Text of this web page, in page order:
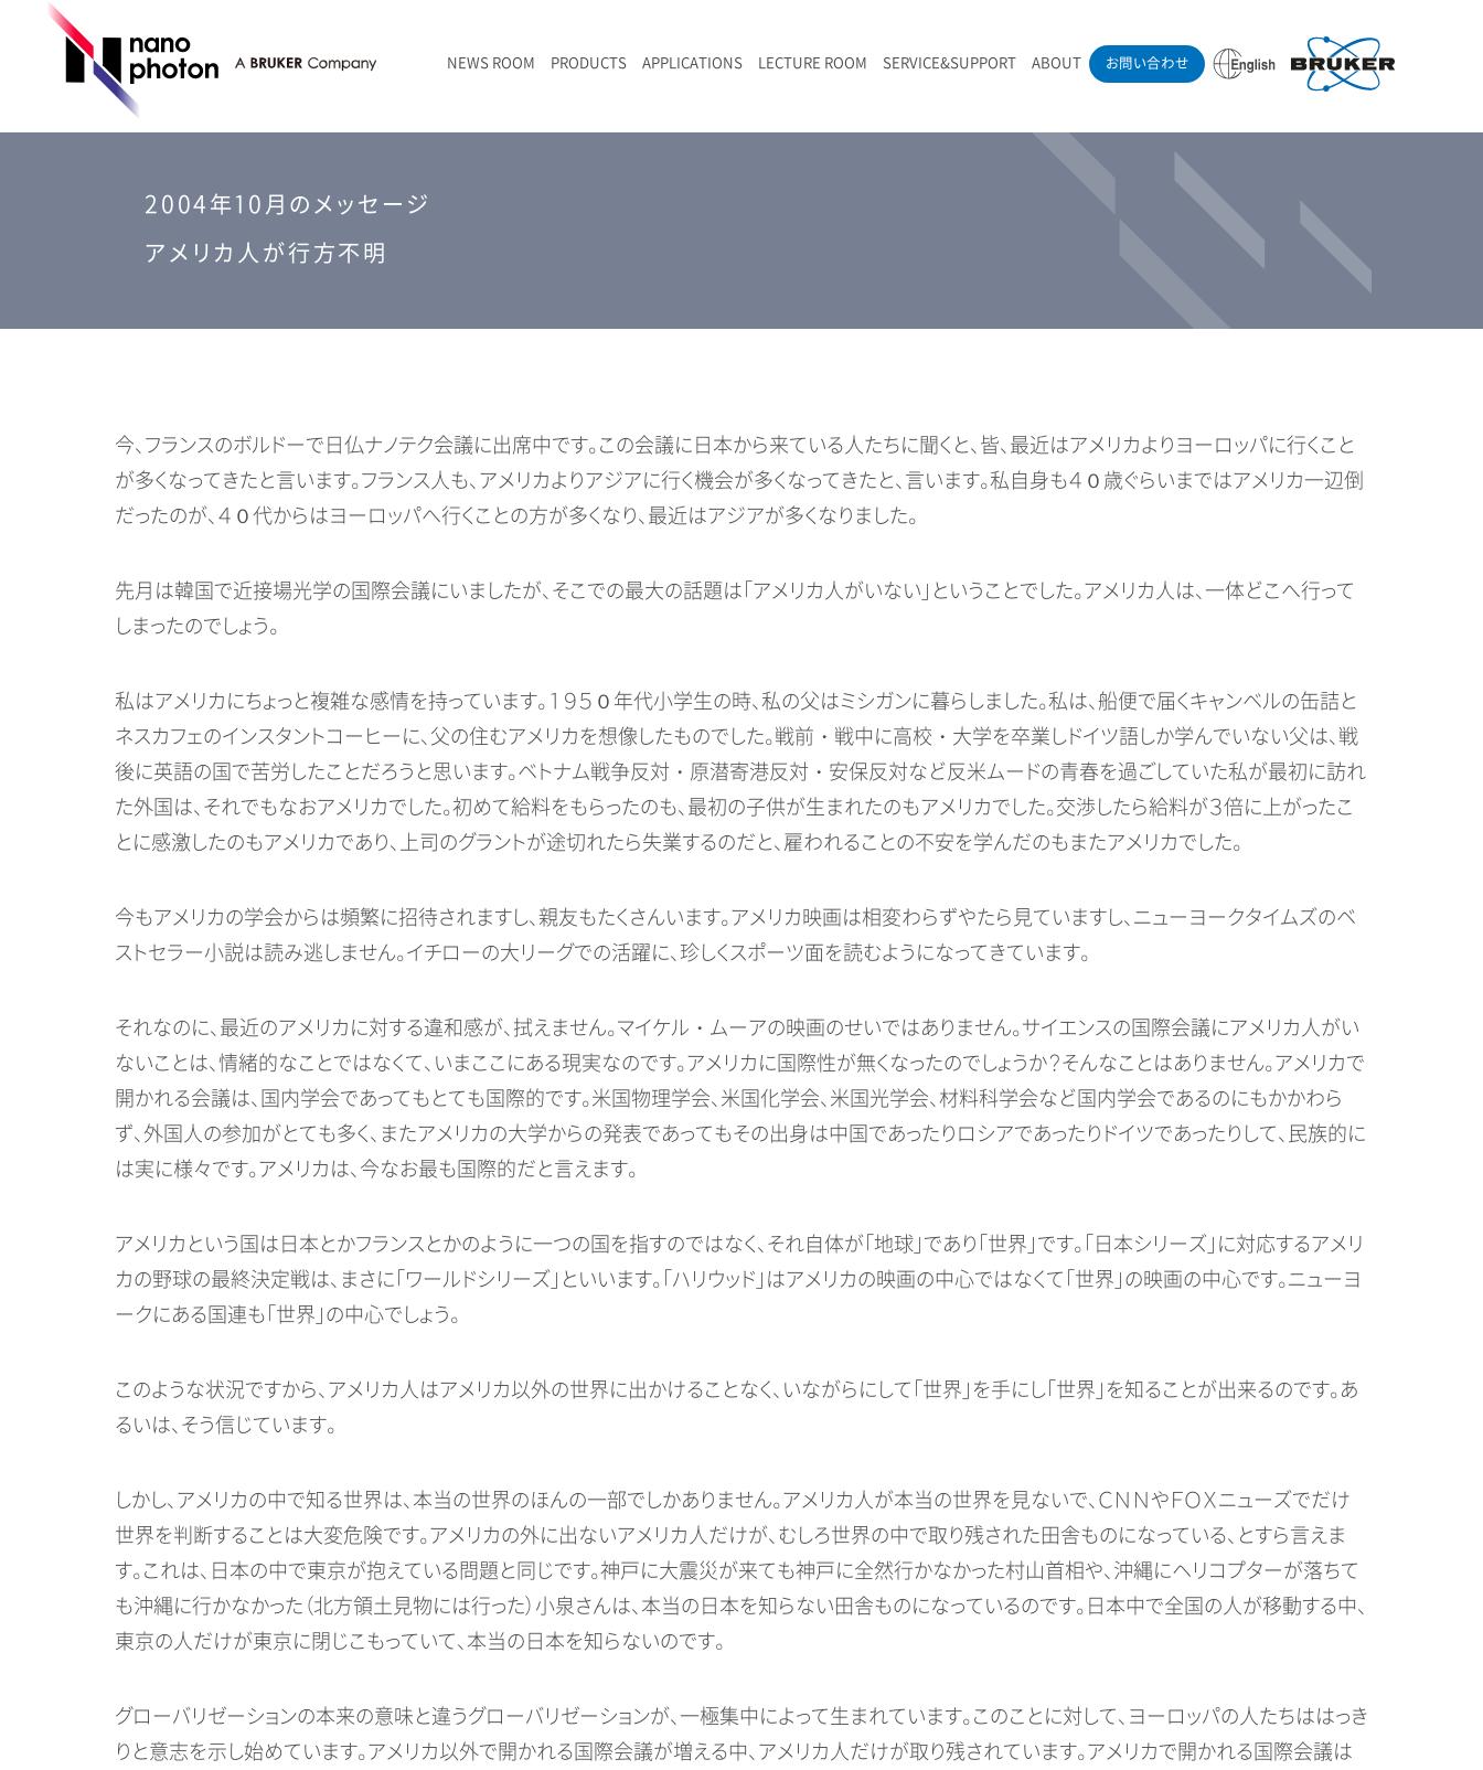
NEWS ROOM PRODUCTS
RAMANdrive | ウェハーステージ搭載ラマン顕微鏡
RAMANtouch vioLa | 紫外・深紫外ラマン顕微鏡
LIBcell | 不活性雰囲気ラマン測定用密閉容器
LensSöck | 小型軽量遮光筒
APPLICATIONS
無機化合物・鉱物
LECTURE ROOM SERVICE&SUPPORT ABOUT お問い合わせ
2004年10月のメッセージ
アメリカ人が行方不明
今、フランスのボルドーで日仏ナノテク会議に出席中です。この会議に日本から来ている人たちに聞くと、皆、最近はアメリカよりヨーロッパに行くこと
が多くなってきたと言います。フランス人も、アメリカよりアジアに行く機会が多くなってきたと、言います。私自身も４０歳ぐらいまではアメリカ一辺倒
だったのが、４０代からはヨーロッパへ行くことの方が多くなり、最近はアジアが多くなりました。
先月は韓国で近接場光学の国際会議にいましたが、そこでの最大の話題は「アメリカ人がいない」ということでした。アメリカ人は、一体どこへ行って
しまったのでしょう。
私はアメリカにちょっと複雑な感情を持っています。１９５０年代小学生の時、私の父はミシガンに暮らしました。私は、船便で届くキャンベルの缶詰と
ネスカフェのインスタントコーヒーに、父の住むアメリカを想像したものでした。戦前・戦中に高校・大学を卒業しドイツ語しか学んでいない父は、戦
後に英語の国で苦労したことだろうと思います。ベトナム戦争反対・原潜寄港反対・安保反対など反米ムードの青春を過ごしていた私が最初に訪れ
た外国は、それでもなおアメリカでした。初めて給料をもらったのも、最初の子供が生まれたのもアメリカでした。交渉したら給料が３倍に上がったこ
とに感激したのもアメリカであり、上司のグラントが途切れたら失業するのだと、雇われることの不安を学んだのもまたアメリカでした。
今もアメリカの学会からは頻繁に招待されますし、親友もたくさんいます。アメリカ映画は相変わらずやたら見ていますし、ニューヨークタイムズのベ
ストセラー小説は読み逃しません。イチローの大リーグでの活躍に、珍しくスポーツ面を読むようになってきています。
それなのに、最近のアメリカに対する違和感が、拭えません。マイケル・ムーアの映画のせいではありません。サイエンスの国際会議にアメリカ人がい
ないことは、情緒的なことではなくて、いまここにある現実なのです。アメリカに国際性が無くなったのでしょうか？そんなことはありません。アメリカで
開かれる会議は、国内学会であってもとても国際的です。米国物理学会、米国化学会、米国光学会、材料科学会など国内学会であるのにもかかわら
ず、外国人の参加がとても多く、またアメリカの大学からの発表であってもその出身は中国であったりロシアであったりドイツであったりして、民族的に
は実に様々です。アメリカは、今なお最も国際的だと言えます。
アメリカという国は日本とかフランスとかのように一つの国を指すのではなく、それ自体が「地球」であり「世界」です。「日本シリーズ」に対応するアメリ
カの野球の最終決定戦は、まさに「ワールドシリーズ」といいます。「ハリウッド」はアメリカの映画の中心ではなくて「世界」の映画の中心です。ニューヨ
ークにある国連も「世界」の中心でしょう。
このような状況ですから、アメリカ人はアメリカ以外の世界に出かけることなく、いながらにして「世界」を手にし「世界」を知ることが出来るのです。あ
るいは、そう信じています。
しかし、アメリカの中で知る世界は、本当の世界のほんの一部でしかありません。アメリカ人が本当の世界を見ないで、ＣＮＮやＦＯＸニューズでだけ
世界を判断することは大変危険です。アメリカの外に出ないアメリカ人だけが、むしろ世界の中で取り残された田舎ものになっている、とすら言えま
す。これは、日本の中で東京が抱えている問題と同じです。神戸に大震災が来ても神戸に全然行かなかった村山首相や、沖縄にヘリコプターが落ちて
も沖縄に行かなかった（北方領土見物には行った）小泉さんは、本当の日本を知らない田舎ものになっているのです。日本中で全国の人が移動する中、
東京の人だけが東京に閉じこもっていて、本当の日本を知らないのです。
グローバリゼーションの本来の意味と違うグローバリゼーションが、一極集中によって生まれています。このことに対して、ヨーロッパの人たちははっき
りと意志を示し始めています。アメリカ以外で開かれる国際会議が増える中、アメリカ人だけが取り残されています。アメリカで開かれる国際会議は